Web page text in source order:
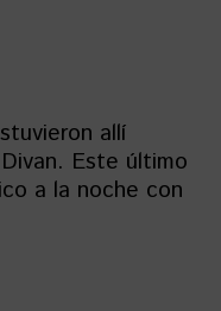
allí
Este último
a la noche con